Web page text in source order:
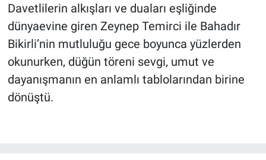
Davetlilerin alkışları ve duaları eşliğinde
dünyaevine giren Zeynep Temirci ile Bahadır
Bikirli’nin mutluluğu gece boyunca yüzlerden
okunurken, düğün töreni sevgi, umut ve
dayanışmanın en anlamlı tablolarından birine
dönüştü.